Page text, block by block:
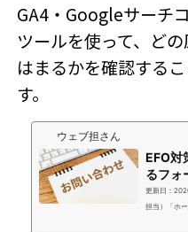
GA4・Googleサーチ
ツールを使って、ど
はまるかを確認する
す。
ウェブ担さん
EFO対
るフォ
更新日：
担当）「ホ